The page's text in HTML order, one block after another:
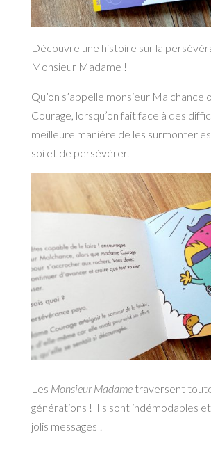
Découvre une histoire sur la
Monsieur Madame !
Qu’on s’appelle monsieur Malchance
Courage, lorsqu’on fait face à des
meilleure manière de les surmonter
soi et de persévérer.
Les Monsieur Madametraversent
générations ! Ils sont indémodables
jolis messages !